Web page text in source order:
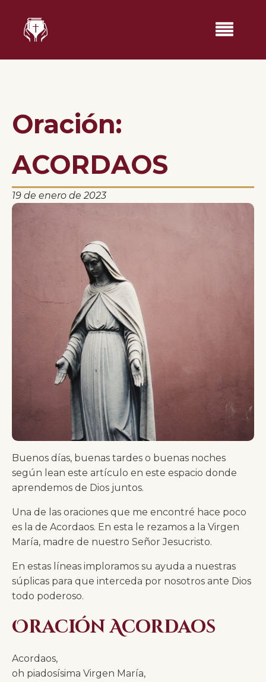
Oración:
ACORDAOS
19 de enero de 2023
Buenos días, buenas tardes o buenas noches
según lean este artículo en este espacio donde
aprendemos de Dios juntos.
Una de las oraciones que me encontré hace poco
es la de Acordaos. En esta le rezamos a la Virgen
María, madre de nuestro Señor Jesucristo.
En estas líneas imploramos su ayuda a nuestras
súplicas para que interceda por nosotros ante Dios
todo poderoso.
Oración Acordaos
Acordaos,
oh piadosísima Virgen María,